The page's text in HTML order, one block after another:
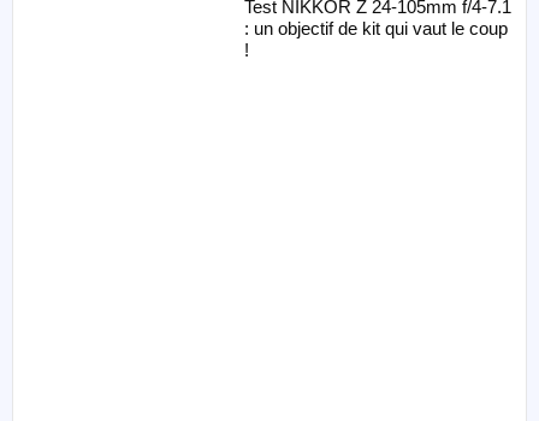
Test NIKKOR Z 24-105mm f/4-7.1
: un objectif de kit qui vaut le coup
!